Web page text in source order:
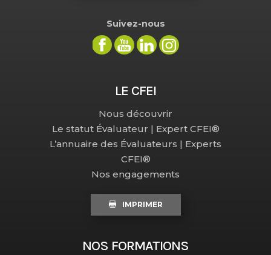
Suivez-nous
LE CFEI
Nous découvrir
Le statut Évaluateur | Expert CFEI®
L’annuaire des Évaluateurs | Experts
CFEI®
Nos engagements
IMPRIMER
NOS FORMATIONS